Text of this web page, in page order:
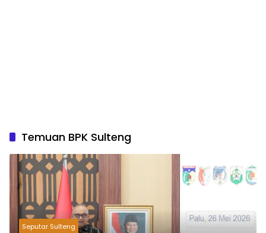
Temuan BPK Sulteng
Seputar Sulteng